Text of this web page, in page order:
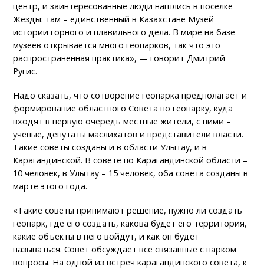
центр, и заинтересованные люди нашлись в поселке
Жезды: там – единственный в Казахстане Музей
истории горного и плавильного дела. В мире на базе
музеев открывается много геопарков, так что это
распространенная практика», — говорит Дмитрий
Ругис.
Надо сказать, что сотворение геопарка предполагает и
формирование областного Совета по геопарку, куда
входят в первую очередь местные жители, с ними –
ученые, депутаты маслихатов и представители власти.
Такие советы созданы и в области Улытау, и в
Карагандинской. В совете по Карагандинской области –
10 человек, в Улытау – 15 человек, оба совета созданы в
марте этого года.
«Такие советы принимают решение, нужно ли создать
геопарк, где его создать, какова будет его территория,
какие объекты в него войдут, и как он будет
называться. Совет обсуждает все связанные с парком
вопросы. На одной из встреч карагандинского совета, к